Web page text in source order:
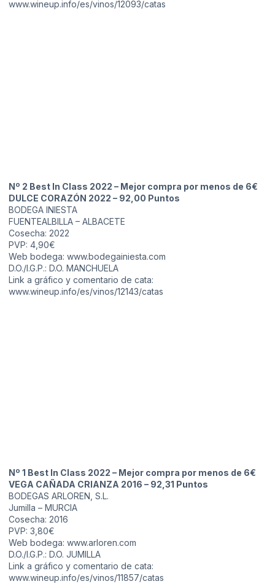
www.wineup.info/es/vinos/12093/catas
Nº 2 Best In Class 2022 – Mejor compra por menos de 6€
DULCE CORAZÓN 2022 – 92,00 Puntos
BODEGA INIESTA
FUENTEALBILLA – ALBACETE
Cosecha: 2022
PVP: 4,90€
Web bodega: www.bodegainiesta.com
D.O./I.G.P.: D.O. MANCHUELA
Link a gráfico y comentario de cata:
www.wineup.info/es/vinos/12143/catas
Nº 1 Best In Class 2022 – Mejor compra por menos de 6€
VEGA CAÑADA CRIANZA 2016 – 92,31 Puntos
BODEGAS ARLOREN, S.L.
Jumilla – MURCIA
Cosecha: 2016
PVP: 3,80€
Web bodega: www.arloren.com
D.O./I.G.P.: D.O. JUMILLA
Link a gráfico y comentario de cata:
www.wineup.info/es/vinos/11857/catas